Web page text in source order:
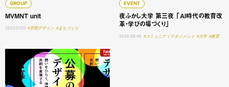
GROUP
MVMNT unit
2023.07.03 #空間デザイン #まちづくり
EVENT
夜ふかし大学 第三夜 「AI時代の教育改
革・学びの場づくり」
2026.08.06 #コミュニティマネジメント #大学 #教育
【大阪巡回展】公募のデザイン展 -問いをひらく、仲間と出